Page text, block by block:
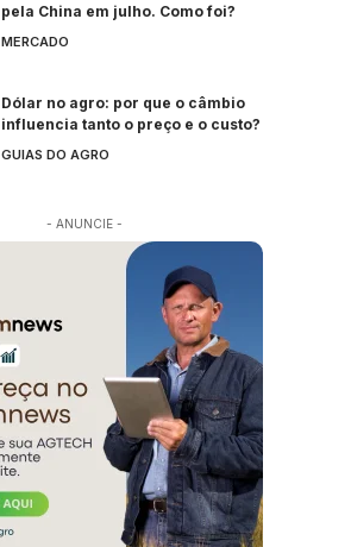
pela China em julho. Como foi?
MERCADO
Dólar no agro: por que o câmbio
influencia tanto o preço e o custo?
GUIAS DO AGRO
- ANUNCIE -